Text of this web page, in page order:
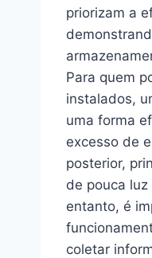
priorizam a
Para quem
instalados,
uma forma
excesso de
posterior,
de pouca
entanto, é
coletar